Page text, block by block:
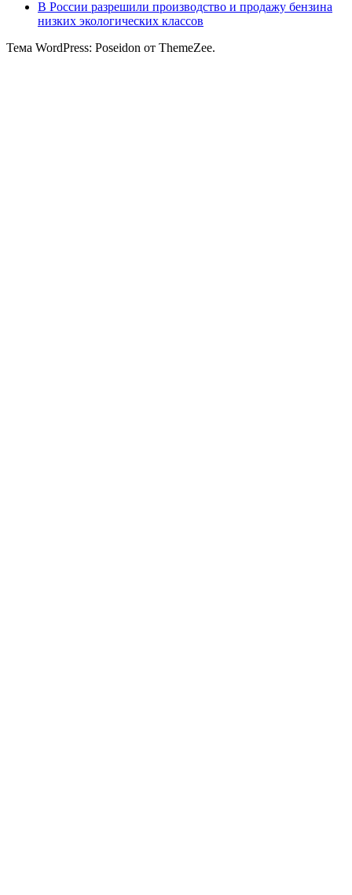
В России разрешили производство и продажу бензина
низких экологических классов
Тема WordPress: Poseidon от ThemeZee.